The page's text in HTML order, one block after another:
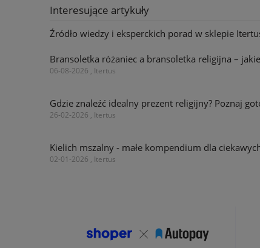
Interesujące artykuły
Źródło wiedzy i eksperckich porad w sklepie
Bransoletka różaniec a bransoletka religijna –
06-08-2026 , Itertus
Gdzie znaleźć idealny prezent religijny? Poznaj
26-02-2026 , Itertus
Kielich mszalny - małe kompendium dla
02-01-2026 , Itertus